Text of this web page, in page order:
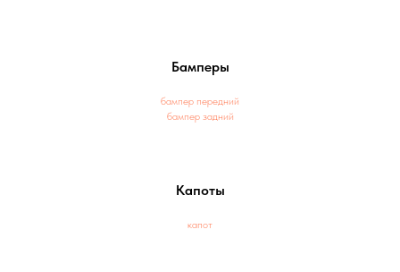
Бамперы
бампер передний
бампер задний
Капоты
капот